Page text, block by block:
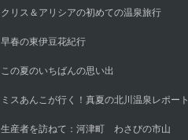
クリス＆アリシアの初めての温泉旅行
早春の東伊豆花紀行
この夏のいちばんの思い出
ミスあんこが行く！真夏の北川温泉レポート
生産者を訪ねて：河津町 わさびの市山